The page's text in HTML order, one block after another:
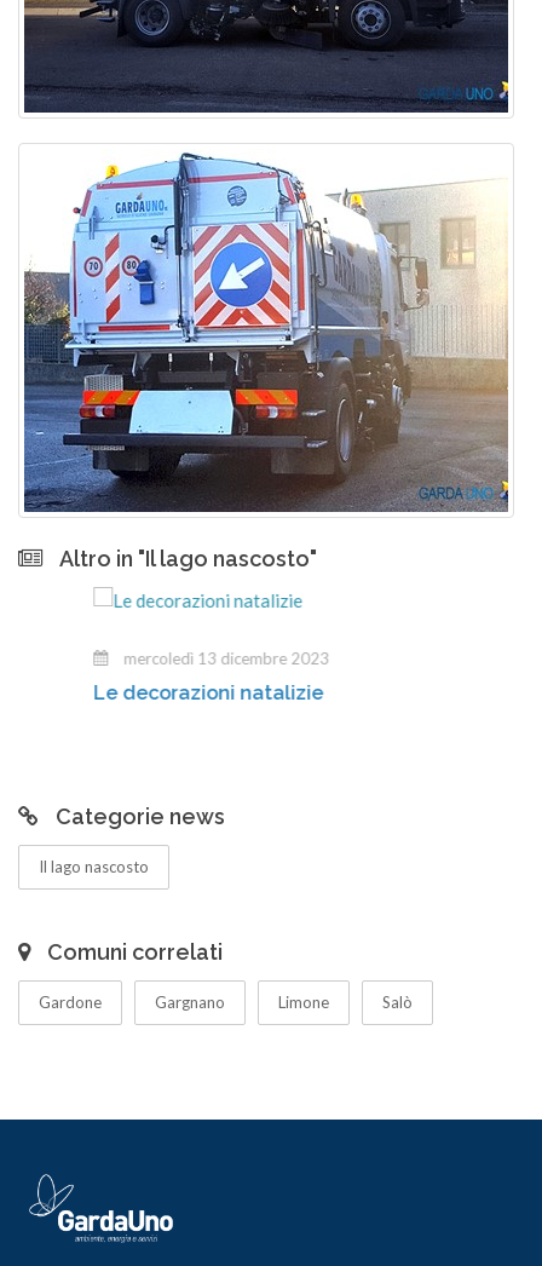
Altro in "Il lago nascosto"
mercoledì 13 dicembre 2023
Le decorazioni natalizie
Categorie news
Il lago nascosto
Comuni correlati
Gardone Gargnano Limone Salò